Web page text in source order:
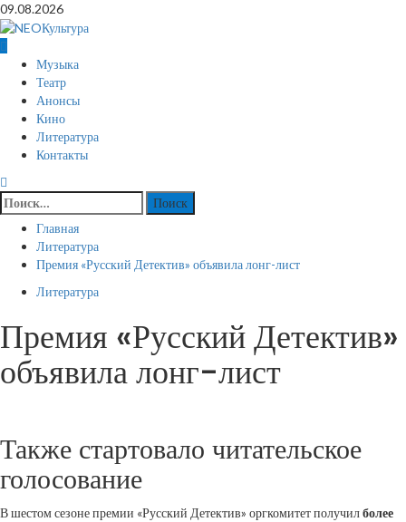
Перейти
к
содержимому
09.08.2026
Основное
меню
Музыка
Театр
Анонсы
Кино
Литература
Контакты
Найти:
Главная
Литература
Премия «Русский Детектив» объявила лонг-лист
Литература
Премия «Русский Детектив»
объявила лонг-лист
Также стартовало читательское
голосование
В шестом сезоне премии «Русский Детектив» оргкомитет получилболее